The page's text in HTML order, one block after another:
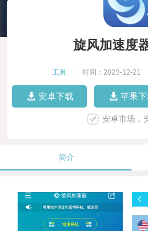
旋风加速度
工具 时间：2023-12-21
安卓下载 苹果
安卓市场，
简介